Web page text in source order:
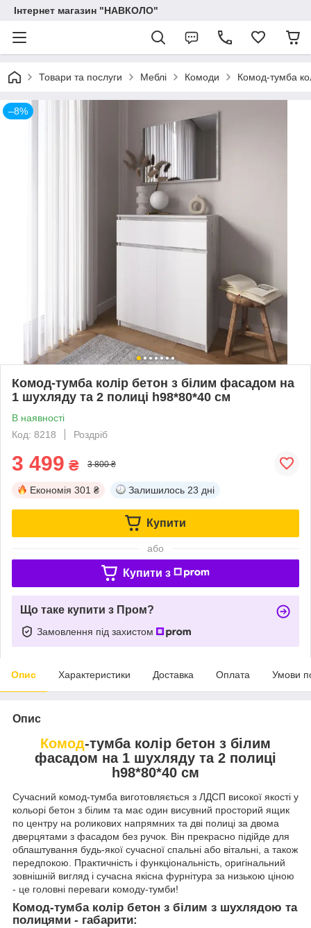
Інтернет магазин "НАВКОЛО"
Товари та послуги Меблі Комоди Комод-тумба
–8%
Комод-тумба колір бетон з білим фасадом на
1 шухляду та 2 полиці h98*80*40 см
В наявності
Код: 8218
Роздріб
3 499 ₴ 3 800 ₴
Економія 301 ₴ Залишилось 23 дні
Купити
або
Купити з
Що таке купити з Пром?
Замовлення під захистом
Опис Характеристики Доставка Оплата Умови
Опис
Комод-тумба колір бетон з білим
фасадом на 1 шухляду та 2 полиці
h98*80*40 см
Сучасний комод-тумба виготовляється з ЛДСП високої якості у
кольорі бетон з білим та має один висувний просторий ящик
по центру на роликових напрямних та дві полиці за двома
дверцятами з фасадом без ручок. Він прекрасно підійде для
облаштування будь-якої сучасної спальні або вітальні, а також
передпокою. Практичність і функціональність, оригінальний
зовнішній вигляд і сучасна якісна фурнітура за низькою ціною
- це головні переваги комоду-тумби!
Комод-тумба колір бетон з білим з шухлядою та
полицями - габарити: